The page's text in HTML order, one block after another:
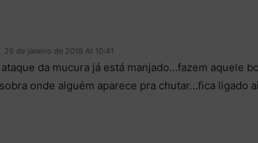
26 de janeiro de 2018 At 10:41
da mucura já está manjado…fazem aquele
onde alguém aparece pra chutar…fica ligado